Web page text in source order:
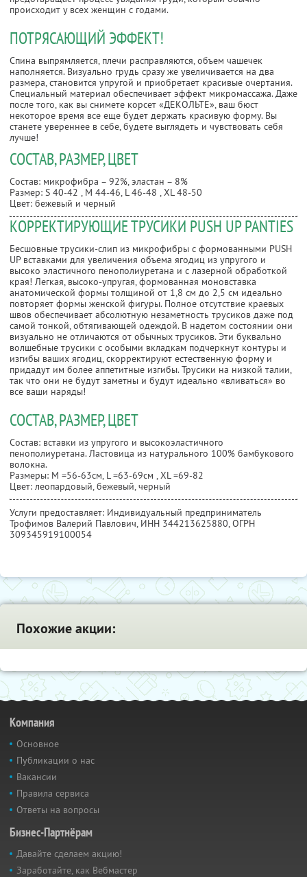
происходит у всех женщин с годами.
ПОТРЯСАЮЩИЙ ЭФФЕКТ!
Спина выпрямляется, плечи расправляются, объем чашечек
наполняется. Визуально грудь сразу же увеличивается на два
размера, становится упругой и приобретает красивые очертания.
Специальный материал обеспечивает эффект микромассажа. Даже
после того, как вы снимете корсет «ДЕКОЛЬТЕ», ваш бюст
некоторое время все еще будет держать красивую форму. Вы
станете увереннее в себе, будете выглядеть и чувствовать себя
лучше!
СОСТАВ, РАЗМЕР, ЦВЕТ
Состав: микрофибра – 92%, эластан – 8%
Размер: S 40-42 , M 44-46, L 46-48 , XL 48-50
Цвет: бежевый и черный
КОРРЕКТИРУЮЩИЕ ТРУСИКИ PUSH UP PANTIES
Бесшовные трусики-слип из микрофибры с формованными PUSH
UP вставками для увеличения объема ягодиц из упругого и
высоко эластичного пенополиуретана и с лазерной обработкой
края! Легкая, высоко-упругая, формованная моновставка
анатомической формы толщиной от 1,8 см до 2,5 см идеально
повторяет формы женской фигуры. Полное отсутствие краевых
швов обеспечивает абсолютную незаметность трусиков даже под
самой тонкой, обтягивающей одеждой. В надетом состоянии они
визуально не отличаются от обычных трусиков. Эти буквально
волшебные трусики с особыми вкладкам подчеркнут контуры и
изгибы ваших ягодиц, скорректируют естественную форму и
придадут им более аппетитные изгибы. Трусики на низкой талии,
так что они не будут заметны и будут идеально «вливаться» во
все ваши наряды!
СОСТАВ, РАЗМЕР, ЦВЕТ
Состав: вставки из упругого и высокоэластичного
пенополиуретана. Ластовица из натурального 100% бамбукового
волокна.
Размеры: M =56-63см, L =63-69см , XL =69-82
Цвет: леопардовый, бежевый, черный
Услуги предоставляет: Индивидуальный предприниматель
Трофимов Валерий Павлович, ИНН 344213625880, ОГРН
309345919100054
Похожие акции:
Компания
Основное
Публикации о нас
Вакансии
Правила сервиса
Ответы на вопросы
Бизнес-Партнёрам
Давайте сделаем акцию!
Заработайте, как Вебмастер